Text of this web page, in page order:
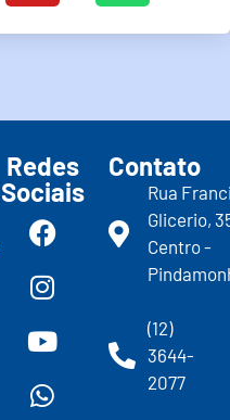
Redes
Sociais
Contato
Rua
Glicerio,
Centro -
(12)
3644-
2077